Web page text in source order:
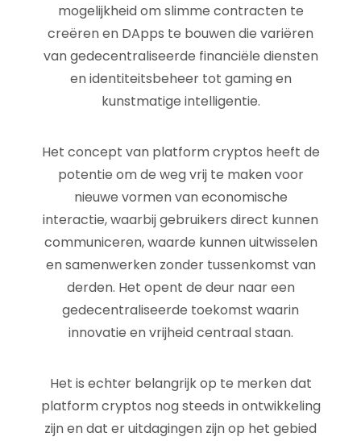
mogelijkheid om slimme contracten te
creëren en DApps te bouwen die variëren
van gedecentraliseerde financiële diensten
en identiteitsbeheer tot gaming en
kunstmatige intelligentie.
Het concept van platform cryptos heeft de
potentie om de weg vrij te maken voor
nieuwe vormen van economische
interactie, waarbij gebruikers direct kunnen
communiceren, waarde kunnen uitwisselen
en samenwerken zonder tussenkomst van
derden. Het opent de deur naar een
gedecentraliseerde toekomst waarin
innovatie en vrijheid centraal staan.
Het is echter belangrijk op te merken dat
platform cryptos nog steeds in ontwikkeling
zijn en dat er uitdagingen zijn op het gebied